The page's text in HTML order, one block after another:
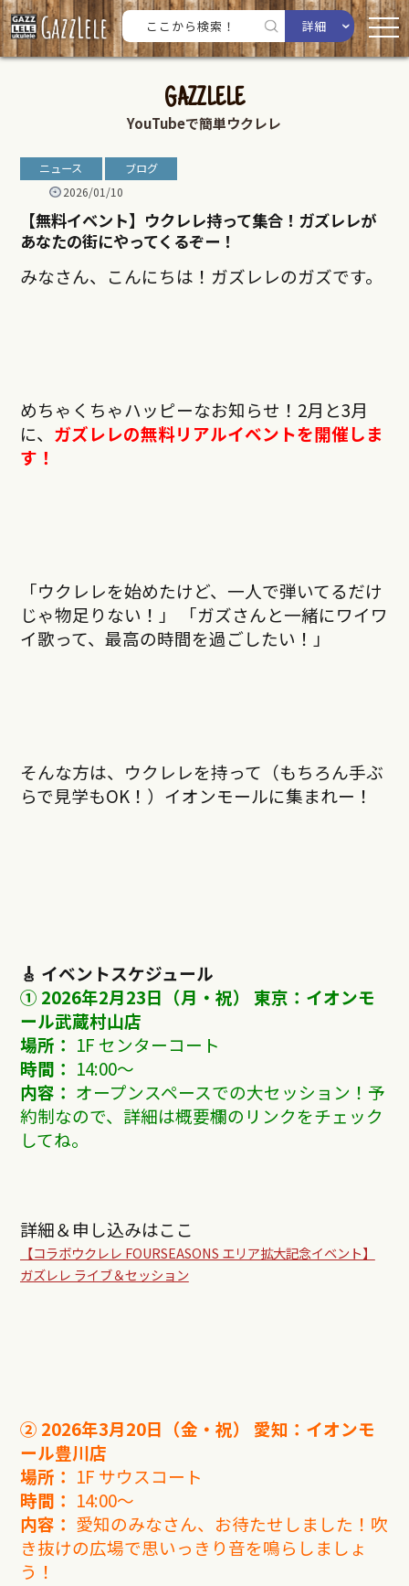
詳細
GAZZLELE
YouTubeで簡単ウクレレ
ニュース
ブログ
2026/01/10
【無料イベント】ウクレレ持って集合！ガズレレが
あなたの街にやってくるぞー！
みなさん、こんにちは！ガズレレのガズです。
めちゃくちゃハッピーなお知らせ！2月と3月
に、 ガズレレの無料リアルイベントを開催しま
す！
「ウクレレを始めたけど、一人で弾いてるだけ
じゃ物足りない！」 「ガズさんと一緒にワイワ
イ歌って、最高の時間を過ごしたい！」
そんな方は、ウクレレを持って（もちろん手ぶ
らで見学もOK！）イオンモールに集まれー！
🎸 イベントスケジュール
① 2026年2月23日（月・祝）
東京：イオンモ
ール武蔵村山店
場所： 1F センターコート
時間： 14:00〜
内容： オープンスペースでの大セッション！予
約制なので、詳細は概要欄のリンクをチェック
してね。
詳細＆申し込みはここ
【コラボウクレレ FOURSEASONS エリア拡大記念イベント】
ガズレレ ライブ＆セッション
② 2026年3月20日（金・祝）
愛知：イオンモ
ール豊川店
場所： 1F サウスコート
時間： 14:00〜
内容： 愛知のみなさん、お待たせしました！吹
き抜けの広場で思いっきり音を鳴らしましょ
う！